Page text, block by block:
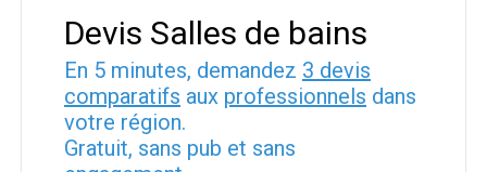
Devis Salles de bains
En 5 minutes, demandez 3 devis
comparatifs aux professionnels dans
votre région.
Gratuit, sans pub et sans